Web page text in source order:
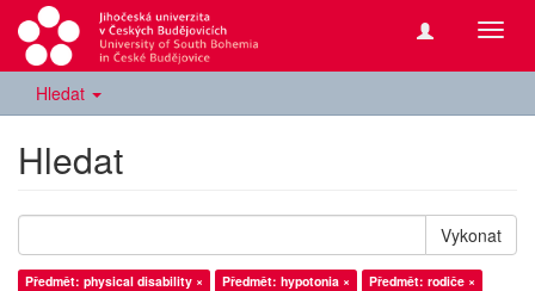
Hledat
Hledat
Vykonat
Předmět: physical disability × Předmět: hypotonia ×
Předmět: rodiče ×